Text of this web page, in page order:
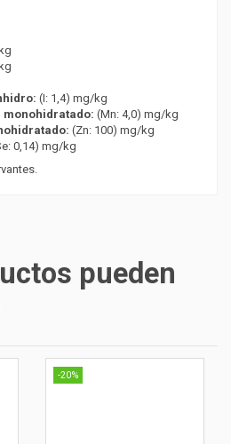
(I: 1,4) mg/kg
monohidratado: (Mn: 4,0) mg/kg
(Zn: 100) mg/kg
0,14) mg/kg
pueden
-20%